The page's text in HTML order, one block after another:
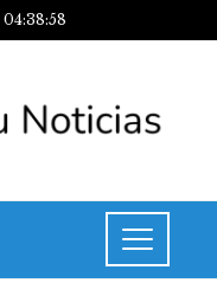
04:38:59